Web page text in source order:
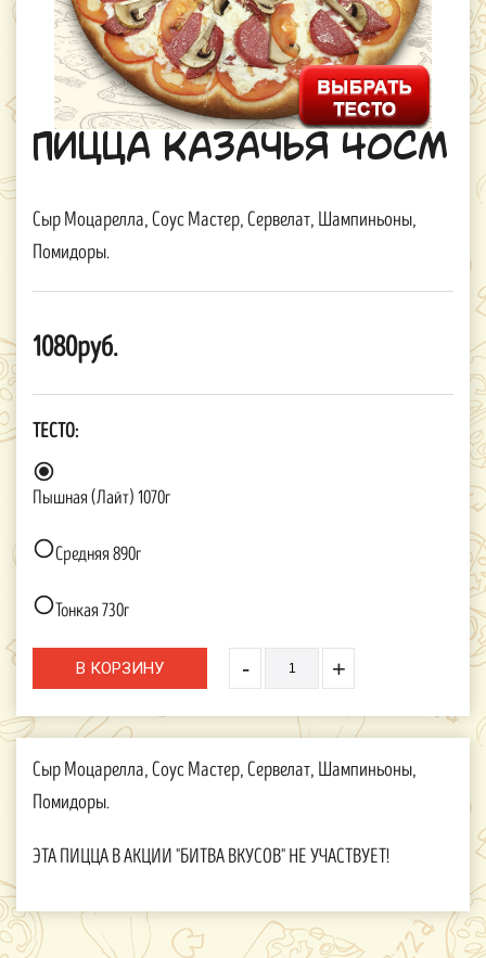
Пицца Казачья 40см
Сыр Моцарелла, Соус Мастер, Сервелат, Шампиньоны,
Помидоры.
1080руб.
ТЕСТО:

Пышная (Лайт) 1070г
Средняя 890г
Тонкая 730г
- +
Сыр Моцарелла, Соус Мастер, Сервелат, Шампиньоны,
Помидоры.
ЭТА ПИЦЦА В АКЦИИ "БИТВА ВКУСОВ" НЕ УЧАСТВУЕТ!